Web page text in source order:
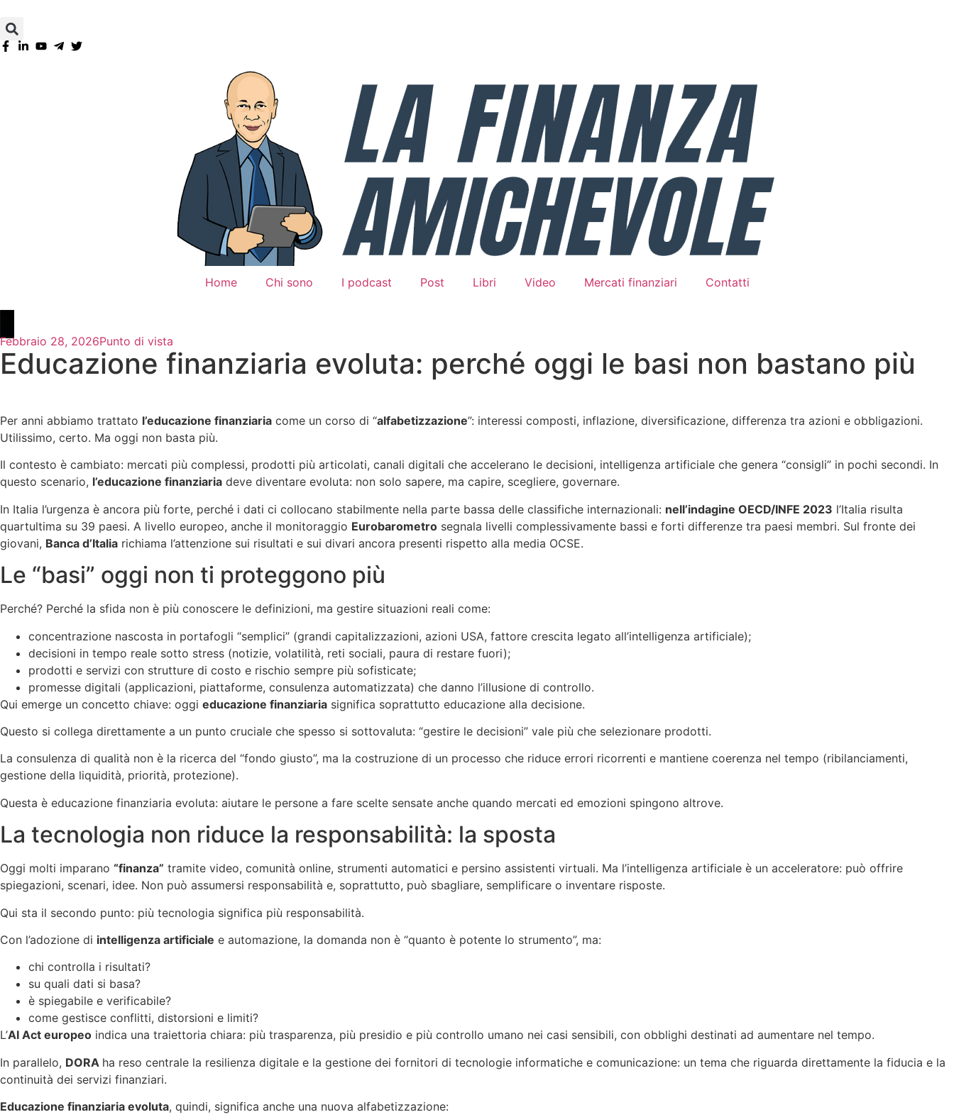
Home Chi sono I podcast Post Libri Video Mercati finanziari Contatti
Febbraio 28, 2026Punto di vista
Educazione finanziaria evoluta: perché oggi le basi non bastano più
Per anni abbiamo trattato l’educazione finanziaria come un corso di “alfabetizzazione”: interessi composti, inflazione, diversificazione, differenza tra azioni e obbligazioni.
Utilissimo, certo. Ma oggi non basta più.
Il contesto è cambiato: mercati più complessi, prodotti più articolati, canali digitali che accelerano le decisioni, intelligenza artificiale che genera “consigli” in pochi secondi. In
questo scenario, l’educazione finanziaria deve diventare evoluta: non solo sapere, ma capire, scegliere, governare.
In Italia l’urgenza è ancora più forte, perché i dati ci collocano stabilmente nella parte bassa delle classifiche internazionali: nell’indagine OECD/INFE 2023 l’Italia risulta
quartultima su 39 paesi. A livello europeo, anche il monitoraggio Eurobarometro segnala livelli complessivamente bassi e forti differenze tra paesi membri. Sul fronte dei
giovani, Banca d’Italia richiama l’attenzione sui risultati e sui divari ancora presenti rispetto alla media OCSE.
Le “basi” oggi non ti proteggono più
Perché? Perché la sfida non è più conoscere le definizioni, ma gestire situazioni reali come:
concentrazione nascosta in portafogli “semplici” (grandi capitalizzazioni, azioni USA, fattore crescita legato all’intelligenza artificiale);
decisioni in tempo reale sotto stress (notizie, volatilità, reti sociali, paura di restare fuori);
prodotti e servizi con strutture di costo e rischio sempre più sofisticate;
promesse digitali (applicazioni, piattaforme, consulenza automatizzata) che danno l’illusione di controllo.
Qui emerge un concetto chiave: oggi educazione finanziaria significa soprattutto educazione alla decisione.
Questo si collega direttamente a un punto cruciale che spesso si sottovaluta: “gestire le decisioni” vale più che selezionare prodotti.
La consulenza di qualità non è la ricerca del “fondo giusto”, ma la costruzione di un processo che riduce errori ricorrenti e mantiene coerenza nel tempo (ribilanciamenti,
gestione della liquidità, priorità, protezione).
Questa è educazione finanziaria evoluta: aiutare le persone a fare scelte sensate anche quando mercati ed emozioni spingono altrove.
La tecnologia non riduce la responsabilità: la sposta
Oggi molti imparano “finanza” tramite video, comunità online, strumenti automatici e persino assistenti virtuali. Ma l’intelligenza artificiale è un acceleratore: può offrire
spiegazioni, scenari, idee. Non può assumersi responsabilità e, soprattutto, può sbagliare, semplificare o inventare risposte.
Qui sta il secondo punto: più tecnologia significa più responsabilità.
Con l’adozione di intelligenza artificiale e automazione, la domanda non è “quanto è potente lo strumento”, ma:
chi controlla i risultati?
su quali dati si basa?
è spiegabile e verificabile?
come gestisce conflitti, distorsioni e limiti?
L’AI Act europeo indica una traiettoria chiara: più trasparenza, più presidio e più controllo umano nei casi sensibili, con obblighi destinati ad aumentare nel tempo.
In parallelo, DORA ha reso centrale la resilienza digitale e la gestione dei fornitori di tecnologie informatiche e comunicazione: un tema che riguarda direttamente la fiducia e la
continuità dei servizi finanziari.
Educazione finanziaria evoluta, quindi, significa anche una nuova alfabetizzazione: